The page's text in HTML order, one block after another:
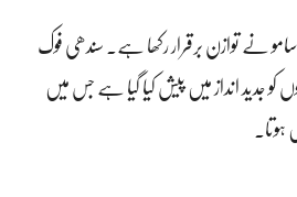
نے توازن برقرار رکھا ہے۔ سندھی فوک
جدید انداز میں پیش کیا گیا ہے جس میں